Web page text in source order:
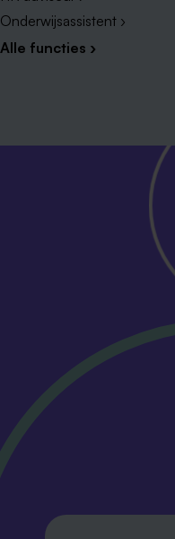
Onderwijsassistent ›
Alle functies ›